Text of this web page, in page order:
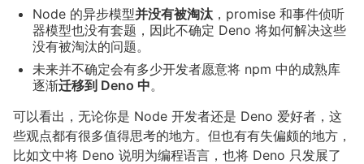
Node 的异步模型并没有被淘汰 ，promise 和事件侦听
器模型也没有套题，因此不确定 Deno 将如何解决这些
没有被淘汰的问题。
未来并不确定会有多少开发者愿意将 npm 中的成熟库
逐渐迁移到 Deno 中。
可以看出，无论你是 Node 开发者还是 Deno 爱好者，这
些观点都有很多值得思考的地方。但也有有失偏颇的地方，
比如文中将 Deno 说明为编程语言，也将 Deno 只发展了